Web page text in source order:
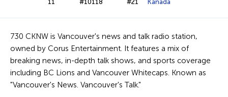
11 #10118 #21 Kanada
730 CKNW is Vancouver's news and talk radio station,
owned by Corus Entertainment. It features a mix of
breaking news, in-depth talk shows, and sports coverage
including BC Lions and Vancouver Whitecaps. Known as
"Vancouver's News. Vancouver's Talk."